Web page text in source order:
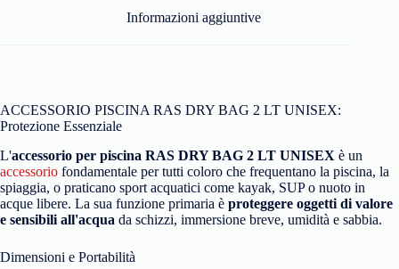
Informazioni aggiuntive
ACCESSORIO PISCINA RAS DRY BAG 2 LT UNISEX:
Protezione Essenziale
L'accessorio per piscina RAS DRY BAG 2 LT UNISEX è un
accessorio fondamentale per tutti coloro che frequentano la piscina, la
spiaggia, o praticano sport acquatici come kayak, SUP o nuoto in
acque libere. La sua funzione primaria è proteggere oggetti di valore
e sensibili all'acqua da schizzi, immersione breve, umidità e sabbia.
Dimensioni e Portabilità